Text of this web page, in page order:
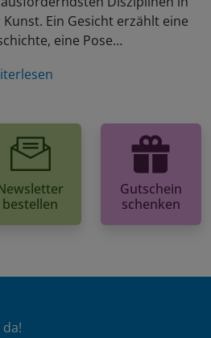
Kunst. Ein Gesicht erzählt eine
eine Pose…
bestellen
Gutschein
schenken